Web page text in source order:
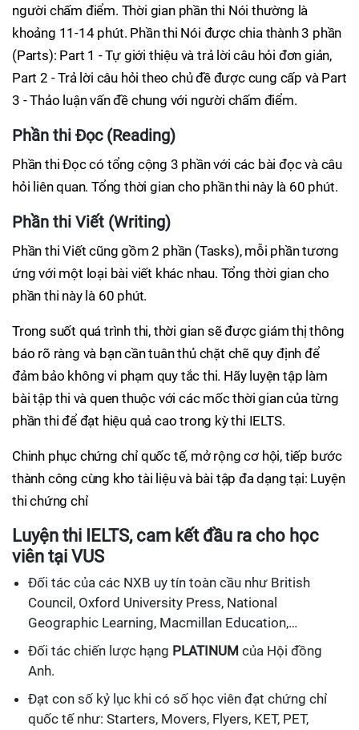
người chấm điểm. Thời gian phần thi Nói thường là
khoảng 11-14 phút. Phần thi Nói được chia thành 3 phần
(Parts): Part 1 - Tự giới thiệu và trả lời câu hỏi đơn giản,
Part 2 - Trả lời câu hỏi theo chủ đề được cung cấp và Part
3 - Thảo luận vấn đề chung với người chấm điểm.
Phần thi Đọc (Reading)
Phần thi Đọc có tổng cộng 3 phần với các bài đọc và câu
hỏi liên quan. Tổng thời gian cho phần thi này là 60 phút.
Phần thi Viết (Writing)
Phần thi Viết cũng gồm 2 phần (Tasks), mỗi phần tương
ứng với một loại bài viết khác nhau. Tổng thời gian cho
phần thi này là 60 phút.
Trong suốt quá trình thi, thời gian sẽ được giám thị thông
báo rõ ràng và bạn cần tuân thủ chặt chẽ quy định để
đảm bảo không vi phạm quy tắc thi. Hãy luyện tập làm
bài tập thi và quen thuộc với các mốc thời gian của từng
phần thi để đạt hiệu quả cao trong kỳ thi IELTS.
Chinh phục chứng chỉ quốc tế, mở rộng cơ hội, tiếp bước
thành công cùng kho tài liệu và bài tập đa dạng tại: Luyện
thi chứng chỉ
Luyện thi IELTS, cam kết đầu ra cho học
viên tại VUS
Đối tác của các NXB uy tín toàn cầu như British
Council, Oxford University Press, National
Geographic Learning, Macmillan Education,…
Đối tác chiến lược hạng PLATINUM của Hội đồng
Anh.
Đạt con số kỷ lục khi có số học viên đạt chứng chỉ
quốc tế như: Starters, Movers, Flyers, KET, PET,